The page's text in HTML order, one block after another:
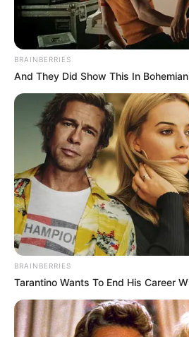
Fonte:Elo7
Fonte: I nstagram
BRAINBERRIES
And They Did Show This In
BRAINBERRIES
Tarantino Wants To End His Career